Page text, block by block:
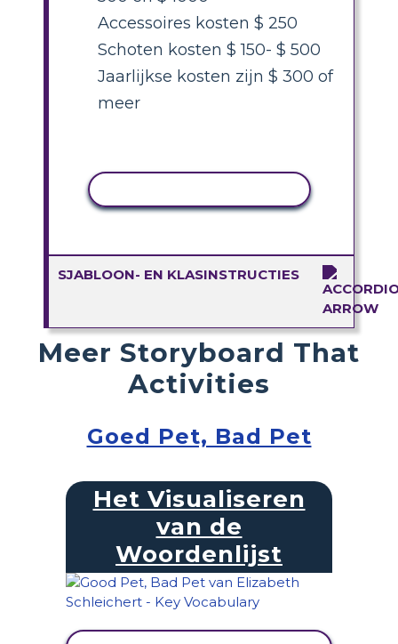
Accessoires kosten $ 250
Schoten kosten $ 150- $ 500
Jaarlijkse kosten zijn $ 300 of
meer
SJABLOON- EN KLASINSTRUCTIES
Meer Storyboard That
Activities
Goed Pet, Bad Pet
Het Visualiseren
van de
Woordenlijst